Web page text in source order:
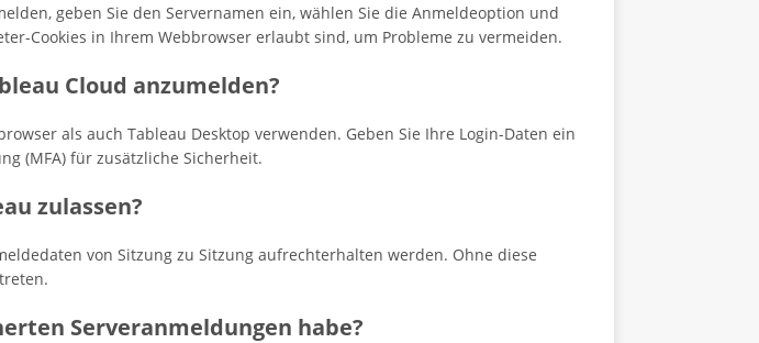
geben Sie den Servernamen ein, wählen Sie die Anmeldeoption und
Cookies in Ihrem Webbrowser erlaubt sind, um Probleme zu vermeiden.
Cloud anzumelden?
als auch Tableau Desktop verwenden. Geben Sie Ihre Login-Daten ein
(MFA) für zusätzliche Sicherheit.
zulassen?
von Sitzung zu Sitzung aufrechterhalten werden. Ohne diese
Serveranmeldungen habe?